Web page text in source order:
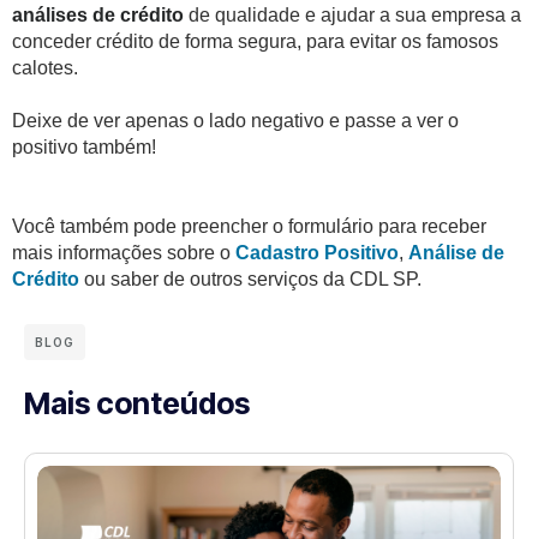
análises de crédito de qualidade e ajudar a sua empresa a
conceder crédito de forma segura, para evitar os famosos
calotes.
Deixe de ver apenas o lado negativo e passe a ver o
positivo também!
Você também pode preencher o formulário para receber
mais informações sobre o Cadastro Positivo, Análise de
Crédito ou saber de outros serviços da CDL SP.
BLOG
Mais conteúdos